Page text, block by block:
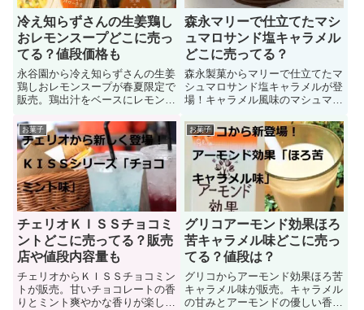
冷え知らずさんの生姜鶏し
おレモンスープどこに売っ
てる？値段価格も
永谷園から冷え知らずさんの生姜
鶏しおレモンスープが春夏限定で
販売。鶏出汁をベースにレモンの
プ。春夏にオススメな爽やかな味
わいは男性女性に人気。では永谷
園冷え知らずさんの生姜鶏しおレ
モンスープに関する「販売店（ど
こに売ってる？）、値段、カロリ
ー、風味」について見ていこう
森永マリーで仕立てたマシ
ュマロサンド塩キャラメル
どこに売ってる？
森永製菓からマリーで仕立てたマ
シュマロサンド塩キャラメルが登
場！キャラメル風味のマシュマロ
ンドし外側をチョコレートでコー
ティング。では、森永マリーで仕
立てたマシュマロサンド塩キャラ
メルに関する「販売店（どこに売
ってる？）、値段、カロリー、賞
味期限、味」について見ていこう
お菓子
チェリオＫＩＳＳチョコミ
ントどこに売ってる？販売
店や値段内容量も
チェリオからＫＩＳＳチョコミン
トが販売。甘いチョコレートの香
りとミント爽やかな香りが楽しめ
お菓子
グリコアーモンド効果ほろ
苦キャラメル味どこに売っ
てる？値段は？
グリコからアーモンド効果ほろ苦
キャラメル味が販売。キャラメル
の甘みとアーモンドの優しい香り